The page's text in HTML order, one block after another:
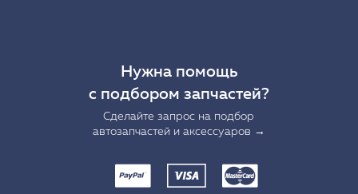
Нужна помощь
с подбором запчастей?
Сделайте запрос на подбор
автозапчастей и аксессуаров →